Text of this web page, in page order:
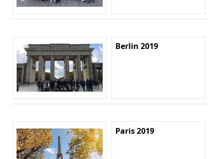
Berlin 2019
Paris 2019